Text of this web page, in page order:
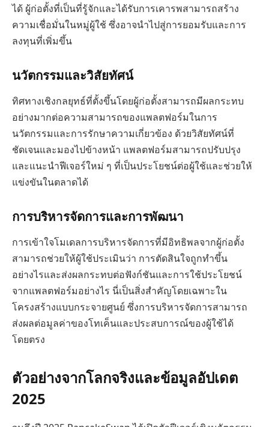
ได้ ผู้ก่อตั้งที่เป็นที่รู้จักและได้รับการเคารพสามารถสร้าง
ความเชื่อมั่นในหมู่ผู้ใช้ ซึ่งอาจนำไปสู่การยอมรับและการ
ลงทุนที่เพิ่มขึ้น
นวัตกรรมและวิสัยทัศน์
ทิศทางเชิงกลยุทธ์ที่ตั้งขึ้นโดยผู้ก่อตั้งสามารถมีผลกระทบ
อย่างมากต่อความสามารถของแพลตฟอร์มในการ
นวัตกรรมและการรักษาความเกี่ยวข้อง ด้วยวิสัยทัศน์ที่
ชัดเจนและมองไปข้างหน้า แพลตฟอร์มสามารถปรับปรุง
และแนะนำฟีเจอร์ใหม่ ๆ ที่เป็นประโยชน์ต่อผู้ใช้และช่วยให้
แข่งขันในตลาดได้
การบริหารจัดการและการพัฒนา
การเข้าใจโมเดลการบริหารจัดการที่มีอิทธิพลจากผู้ก่อตั้ง
สามารถช่วยให้ผู้ใช้ประเมินว่า การตัดสินใจถูกทำขึ้น
อย่างไรและส่งผลกระทบต่อฟังก์ชันและการใช้ประโยชน์
จากแพลตฟอร์มอย่างไร นี่เป็นสิ่งสำคัญโดยเฉพาะใน
โครงสร้างแบบกระจายศูนย์ ซึ่งการบริหารจัดการสามารถ
ส่งผลต่อมูลค่าของโทเค็นและประสบการณ์ของผู้ใช้ได้
โดยตรง
ตัวอย่างจากโลกจริงและข้อมูลอัปเดต
2025